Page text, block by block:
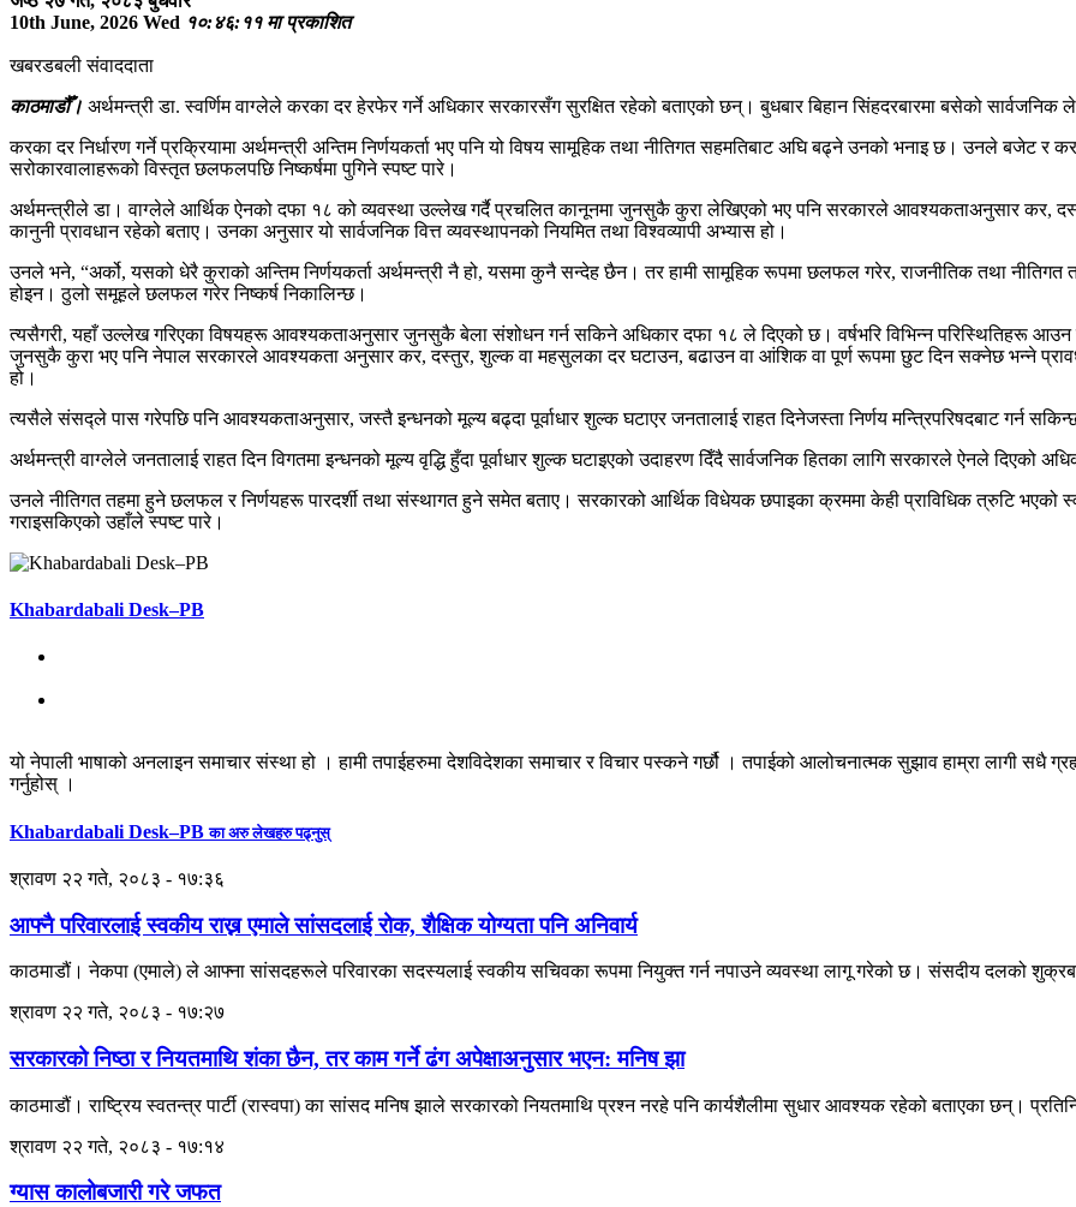
10th June, 2026 Wed १०:४६:११ मा प्रकाशित
खबरडबली संवाददाता
काठमाडौँ। अर्थमन्त्री डा. स्वर्णिम वाग्लेले करका दर हेरफेर गर्ने अधिकार सरकारसँग सुरक्षित रहेको बताएको छन्। बुधबार बिहान सिंहदरबारमा बसेको
करका दर निर्धारण गर्ने प्रक्रियामा अर्थमन्त्री अन्तिम निर्णयकर्ता भए पनि यो विषय सामूहिक तथा नीतिगत सहमतिबाट अघि बढ्ने उनको भनाइ छ। उनले बजेट र
सरोकारवालाहरूको विस्तृत छलफलपछि निष्कर्षमा पुगिने स्पष्ट पारे।
अर्थमन्त्रीले डा। वाग्लेले आर्थिक ऐनको दफा १८ को व्यवस्था उल्लेख गर्दै प्रचलित कानूनमा जुनसुकै कुरा लेखिएको भए पनि सरकारले आवश्यकताअनुसार कर,
कानुनी प्रावधान रहेको बताए। उनका अनुसार यो सार्वजनिक वित्त व्यवस्थापनको नियमित तथा विश्वव्यापी अभ्यास हो।
उनले भने, “अर्को, यसको धेरै कुराको अन्तिम निर्णयकर्ता अर्थमन्त्री नै हो, यसमा कुनै सन्देह छैन। तर हामी सामूहिक रूपमा छलफल गरेर, राजनीतिक तथा नीतिगत
होइन। ठुलो समूहले छलफल गरेर निष्कर्ष निकालिन्छ।
त्यसैगरी, यहाँ उल्लेख गरिएका विषयहरू आवश्यकताअनुसार जुनसुकै बेला संशोधन गर्न सकिने अधिकार दफा १८ ले दिएको छ। वर्षभरि विभिन्न परिस्थितिहरू
जुनसुकै कुरा भए पनि नेपाल सरकारले आवश्यकता अनुसार कर, दस्तुर, शुल्क वा महसुलका दर घटाउन, बढाउन वा आंशिक वा पूर्ण रूपमा छुट दिन सक्नेछ भन्ने
हो।
त्यसैले संसद्ले पास गरेपछि पनि आवश्यकताअनुसार, जस्तै इन्धनको मूल्य बढ्दा पूर्वाधार शुल्क घटाएर जनतालाई राहत दिनेजस्ता निर्णय मन्त्रिपरिषदबाट गर्न
अर्थमन्त्री वाग्लेले जनतालाई राहत दिन विगतमा इन्धनको मूल्य वृद्धि हुँदा पूर्वाधार शुल्क घटाइएको उदाहरण दिँदै सार्वजनिक हितका लागि सरकारले ऐनले दिएको
उनले नीतिगत तहमा हुने छलफल र निर्णयहरू पारदर्शी तथा संस्थागत हुने समेत बताए। सरकारको आर्थिक विधेयक छपाइका क्रममा केही प्राविधिक त्रुटि भएको
गराइसकिएको उहाँले स्पष्ट पारे।
Khabardabali Desk–PB
यो नेपाली भाषाको अनलाइन समाचार संस्था हो । हामी तपाईहरुमा देशविदेशका समाचार र विचार पस्कने गर्छौ । तपाईको आलोचनात्मक सुझाव हाम्रा लागी सधै
गर्नुहोस् ।
Khabardabali Desk–PBका अरु लेखहरु पढ्नुस्
श्रावण २२ गते, २०८३ - १७:३६
आफ्नै परिवारलाई स्वकीय राख्न एमाले सांसदलाई रोक, शैक्षिक योग्यता पनि अनिवार्य
काठमाडौं। नेकपा (एमाले) ले आफ्ना सांसदहरूले परिवारका सदस्यलाई स्वकीय सचिवका रूपमा नियुक्त गर्न नपाउने व्यवस्था लागू गरेको छ। संसदीय दलको
श्रावण २२ गते, २०८३ - १७:२७
सरकारको निष्ठा र नियतमाथि शंका छैन, तर काम गर्ने ढंग अपेक्षाअनुसार भएन: मनिष झा
काठमाडौं। राष्ट्रिय स्वतन्त्र पार्टी (रास्वपा) का सांसद मनिष झाले सरकारको नियतमाथि प्रश्न नरहे पनि कार्यशैलीमा सुधार आवश्यक रहेको बताएका छन्।
श्रावण २२ गते, २०८३ - १७:१४
ग्यास कालोबजारी गरे जफत